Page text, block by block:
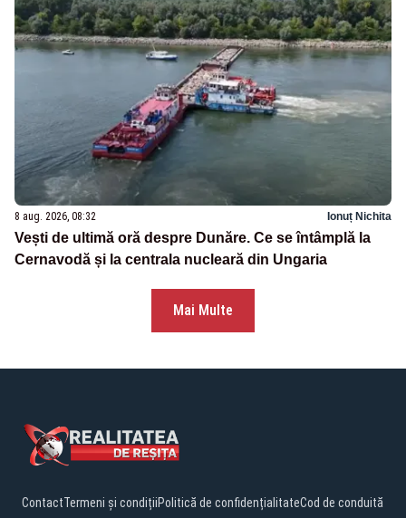
8 aug. 2026, 08:32 Ionuț Nichita
Vești de ultimă oră despre Dunăre. Ce se întâmplă la
Cernavodă și la centrala nucleară din Ungaria
Mai Multe
ContactTermeni și condițiiPolitică de confidențialitateCod de conduită